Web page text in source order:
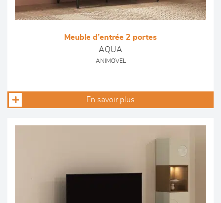
Meuble d’entrée 2 portes
AQUA
ANIMOVEL
En savoir plus